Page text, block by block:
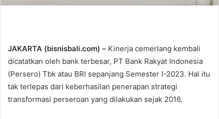
JAKARTA (bisnisbali.com) – Kinerja cemerlang kembali
dicatatkan oleh bank terbesar, PT Bank Rakyat Indonesia
(Persero) Tbk atau BRI sepanjang Semester I-2023. Hal itu
tak terlepas dari keberhasilan penerapan strategi
transformasi perseroan yang dilakukan sejak 2016.